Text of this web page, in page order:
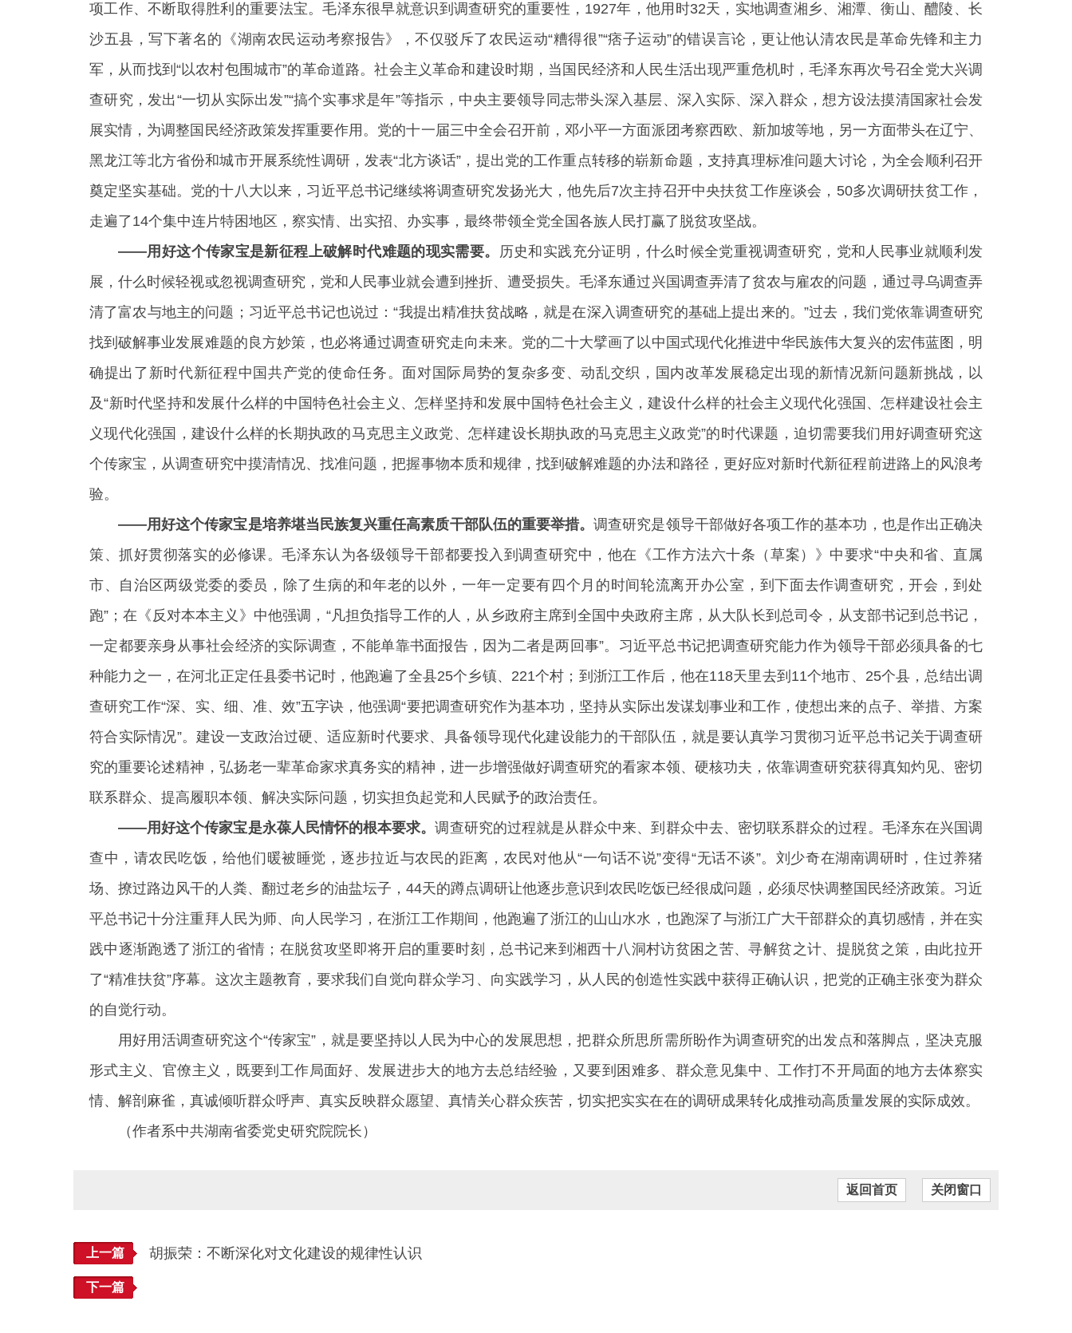
项工作、不断取得胜利的重要法宝。毛泽东很早就意识到调查研究的重要性，1927年，他用时32天，实地调查湘乡、湘潭、衡山、醴陵、长
沙五县，写下著名的《湖南农民运动考察报告》，不仅驳斥了农民运动“糟得很”“痞子运动”的错误言论，更让他认清农民是革命先锋和主力
军，从而找到“以农村包围城市”的革命道路。社会主义革命和建设时期，当国民经济和人民生活出现严重危机时，毛泽东再次号召全党大兴调
查研究，发出“一切从实际出发”“搞个实事求是年”等指示，中央主要领导同志带头深入基层、深入实际、深入群众，想方设法摸清国家社会发
展实情，为调整国民经济政策发挥重要作用。党的十一届三中全会召开前，邓小平一方面派团考察西欧、新加坡等地，另一方面带头在辽宁、
黑龙江等北方省份和城市开展系统性调研，发表“北方谈话”，提出党的工作重点转移的崭新命题，支持真理标准问题大讨论，为全会顺利召开
奠定坚实基础。党的十八大以来，习近平总书记继续将调查研究发扬光大，他先后7次主持召开中央扶贫工作座谈会，50多次调研扶贫工作，
走遍了14个集中连片特困地区，察实情、出实招、办实事，最终带领全党全国各族人民打赢了脱贫攻坚战。
——用好这个传家宝是新征程上破解时代难题的现实需要。
历史和实践充分证明，什么时候全党重视调查研究，党和人民事业就顺利发
展，什么时候轻视或忽视调查研究，党和人民事业就会遭到挫折、遭受损失。毛泽东通过兴国调查弄清了贫农与雇农的问题，通过寻乌调查弄
清了富农与地主的问题；习近平总书记也说过：“我提出精准扶贫战略，就是在深入调查研究的基础上提出来的。”过去，我们党依靠调查研究
找到破解事业发展难题的良方妙策，也必将通过调查研究走向未来。党的二十大擘画了以中国式现代化推进中华民族伟大复兴的宏伟蓝图，明
确提出了新时代新征程中国共产党的使命任务。面对国际局势的复杂多变、动乱交织，国内改革发展稳定出现的新情况新问题新挑战，以
及“新时代坚持和发展什么样的中国特色社会主义、怎样坚持和发展中国特色社会主义，建设什么样的社会主义现代化强国、怎样建设社会主
义现代化强国，建设什么样的长期执政的马克思主义政党、怎样建设长期执政的马克思主义政党”的时代课题，迫切需要我们用好调查研究这
个传家宝，从调查研究中摸清情况、找准问题，把握事物本质和规律，找到破解难题的办法和路径，更好应对新时代新征程前进路上的风浪考
验。
——用好这个传家宝是培养堪当民族复兴重任高素质干部队伍的重要举措。调查研究是领导干部做好各项工作的基本功，也是作出正确决
策、抓好贯彻落实的必修课。毛泽东认为各级领导干部都要投入到调查研究中，他在《工作方法六十条（草案）》中要求“中央和省、直属
市、自治区两级党委的委员，除了生病的和年老的以外，一年一定要有四个月的时间轮流离开办公室，到下面去作调查研究，开会，到处
跑”；在《反对本本主义》中他强调，“凡担负指导工作的人，从乡政府主席到全国中央政府主席，从大队长到总司令，从支部书记到总书记，
一定都要亲身从事社会经济的实际调查，不能单靠书面报告，因为二者是两回事”。习近平总书记把调查研究能力作为领导干部必须具备的七
种能力之一，在河北正定任县委书记时，他跑遍了全县25个乡镇、221个村；到浙江工作后，他在118天里去到11个地市、25个县，总结出调
查研究工作“深、实、细、准、效”五字诀，他强调“要把调查研究作为基本功，坚持从实际出发谋划事业和工作，使想出来的点子、举措、方案
符合实际情况”。建设一支政治过硬、适应新时代要求、具备领导现代化建设能力的干部队伍，就是要认真学习贯彻习近平总书记关于调查研
究的重要论述精神，弘扬老一辈革命家求真务实的精神，进一步增强做好调查研究的看家本领、硬核功夫，依靠调查研究获得真知灼见、密切
联系群众、提高履职本领、解决实际问题，切实担负起党和人民赋予的政治责任。
——用好这个传家宝是永葆人民情怀的根本要求。调查研究的过程就是从群众中来、到群众中去、密切联系群众的过程。毛泽东在兴国调
查中，请农民吃饭，给他们暖被睡觉，逐步拉近与农民的距离，农民对他从“一句话不说”变得“无话不谈”。刘少奇在湖南调研时，住过养猪
场、撩过路边风干的人粪、翻过老乡的油盐坛子，44天的蹲点调研让他逐步意识到农民吃饭已经很成问题，必须尽快调整国民经济政策。习近
平总书记十分注重拜人民为师、向人民学习，在浙江工作期间，他跑遍了浙江的山山水水，也跑深了与浙江广大干部群众的真切感情，并在实
践中逐渐跑透了浙江的省情；在脱贫攻坚即将开启的重要时刻，总书记来到湘西十八洞村访贫困之苦、寻解贫之计、提脱贫之策，由此拉开
了“精准扶贫”序幕。这次主题教育，要求我们自觉向群众学习、向实践学习，从人民的创造性实践中获得正确认识，把党的正确主张变为群众
的自觉行动。
用好用活调查研究这个“传家宝”，就是要坚持以人民为中心的发展思想，把群众所思所需所盼作为调查研究的出发点和落脚点，坚决克服
形式主义、官僚主义，既要到工作局面好、发展进步大的地方去总结经验，又要到困难多、群众意见集中、工作打不开局面的地方去体察实
情、解剖麻雀，真诚倾听群众呼声、真实反映群众愿望、真情关心群众疾苦，切实把实实在在的调研成果转化成推动高质量发展的实际成效。
（作者系中共湖南省委党史研究院院长）
关闭窗口
返回首页
上一篇 胡振荣：不断深化对文化建设的规律性认识
下一篇